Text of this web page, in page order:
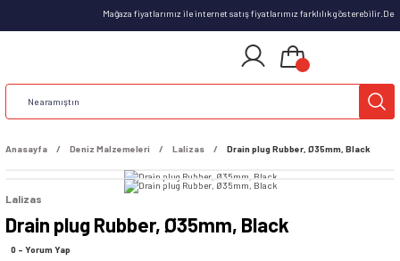
Mağaza fiyatlarımız ile internet satış fiyatlarımız farklılık
Anasayfa Deniz Malzemeleri Lalizas Drain plug Rubber, Ø35mm, Black
Lalizas
Drain plug Rubber, Ø35mm, Black
0 - Yorum Yap